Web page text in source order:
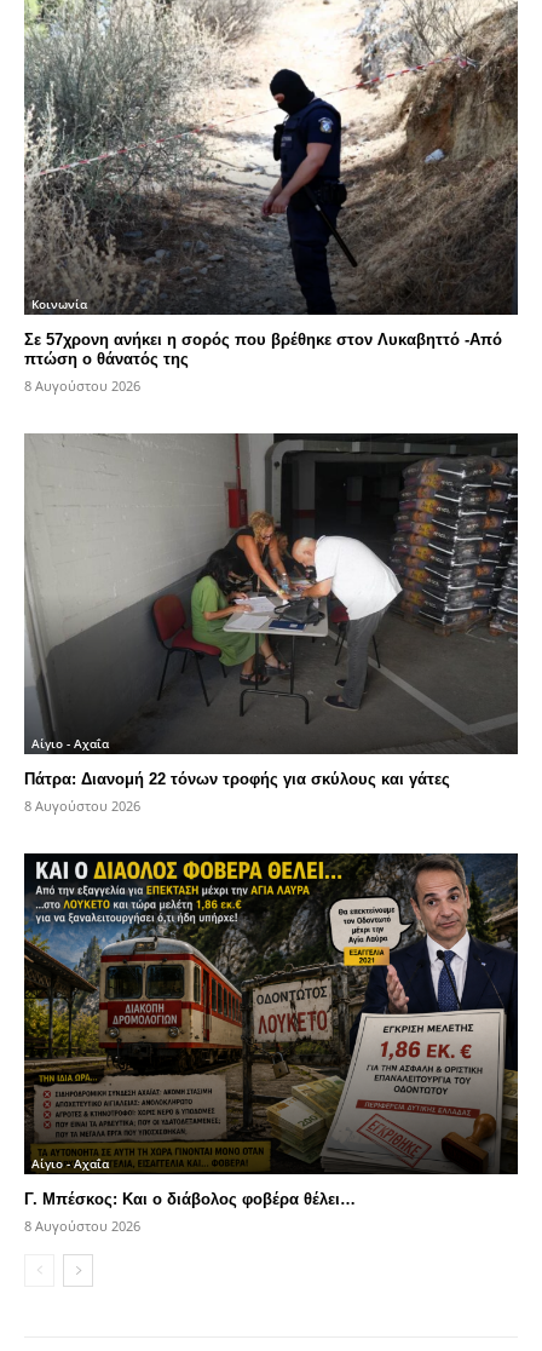
Κοινωνία
Σε 57χρονη ανήκει η σορός που βρέθηκε στον Λυκαβηττό -Από
πτώση ο θάνατός της
8 Αυγούστου 2026
Αίγιο - Αχαΐα
Πάτρα: Διανομή 22 τόνων τροφής για σκύλους και γάτες
8 Αυγούστου 2026
Αίγιο - Αχαΐα
Γ. Μπέσκος: Και ο διάβολος φοβέρα θέλει…
8 Αυγούστου 2026